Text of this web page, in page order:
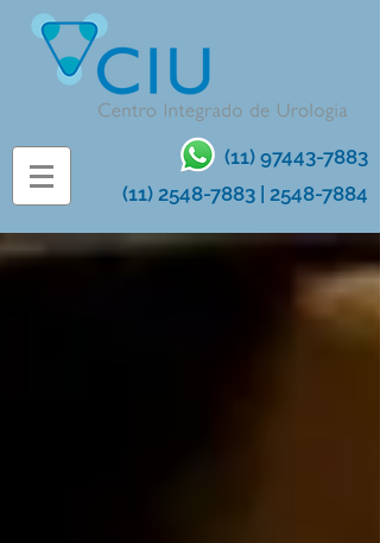
(11) 2548-7883 2548-7884
(11) 97443-7883